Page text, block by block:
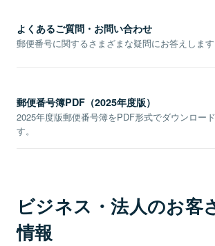
よくあるご質問・お問い合わせ
郵便番号に関するさまざまな疑問にお答えします
郵便番号簿PDF（2025年度版）
2025年度版郵便番号簿をPDF形式でダウンロー
す。
ビジネス・法人のお客
情報